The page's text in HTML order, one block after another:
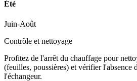
Été
Juin-Août
Contrôle et nettoyage
Profitez de l'arrêt du chauffage pour
(feuilles, poussières) et vérifier l'absence
l'échangeur.